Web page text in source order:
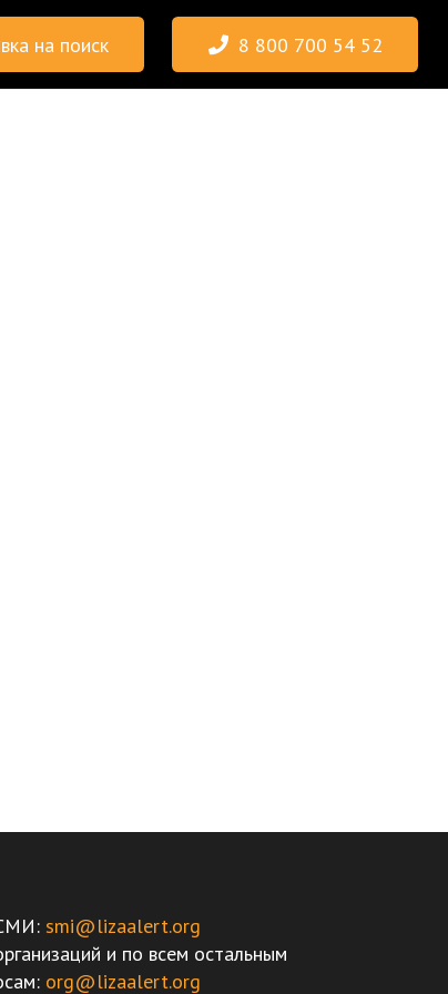
на поиск 8 800 700 54 52
smi@lizaalert.org
и по всем остальным
org@lizaalert.org